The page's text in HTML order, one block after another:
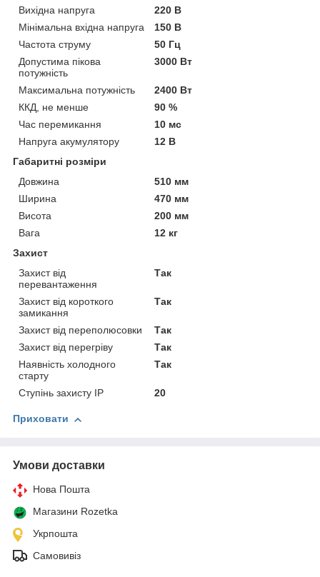
Вихідна напруга
220 В
Мінімальна вхідна напруга
150 В
Частота струму
50 Гц
Допустима пікова
потужність
3000 Вт
Максимальна потужність
2400 Вт
ККД, не менше
90 %
Час перемикання
10 мс
Напруга акумулятору
12 В
Габаритні розміри
Довжина
510 мм
Ширина
470 мм
Висота
200 мм
Вага
12 кг
Захист
Захист від
перевантаження
Так
Захист від короткого
замикання
Так
Захист від переполюсовки
Так
Захист від перегріву
Так
Наявність холодного
старту
Так
Ступінь захисту IP 20
Приховати
Умови доставки
Нова Пошта
Магазини Rozetka
Укрпошта
Самовивіз